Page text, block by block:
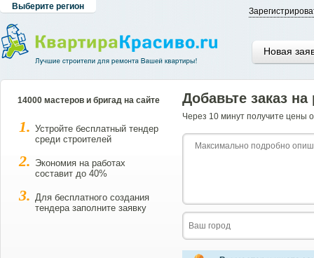
Выберите регион
Новая
14000 мастеров и бригад на сайте
Устройте бесплатный тендер
среди строителей
Экономия на работах
составит до 40%
Для бесплатного создания
тендера заполните заявку
Добавьте заказ
Через 10 минут получите цены